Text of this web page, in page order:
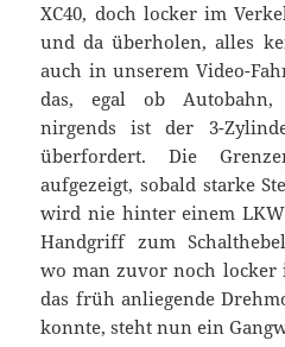
XC40, doch locker im
und da überholen, alles
auch in unserem Video-
das, egal ob Autobahn,
nirgends ist der 3-
überfordert. Die
aufgezeigt, sobald starke
wird nie hinter einem
Handgriff zum
wo man zuvor noch locker
das früh anliegende
konnte, steht nun ein